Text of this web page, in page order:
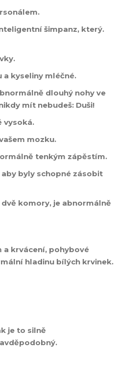
šimpanz, který.
kyseliny mléčné.
dlouhý nohy ve
mít nebudeš: Duši!
vysoká.
mozku.
tenkým zápěstím.
byly schopné zásobit
komory, je abnormálně
a krvácení, pohybové
hladinu bílých krvinek.
je to silně